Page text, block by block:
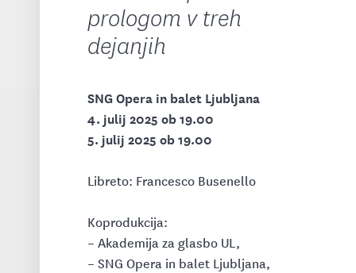
prologom v treh
dejanjih
SNG Opera in balet Ljubljana
4. julij 2025 ob 19.00
5. julij 2025 ob 19.00
Libreto: Francesco Busenello
Koprodukcija:
– Akademija za glasbo UL,
– SNG Opera in balet Ljubljana,